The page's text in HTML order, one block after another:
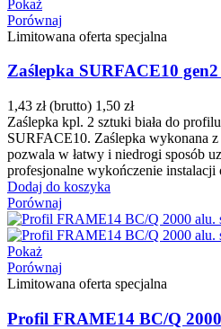
Pokaż
Porównaj
Limitowana oferta specjalna
Zaślepka SURFACE10 gen2
1,43 zł (brutto) 1,50 zł
Zaślepka kpl. 2 sztuki biała do
SURFACE10. Zaślepka wykonana
pozwala w łatwy i niedrogi sposób
profesjonalne wykończenie
Dodaj do koszyka
Porównaj
Pokaż
Porównaj
Limitowana oferta specjalna
Profil FRAME14 BC/Q